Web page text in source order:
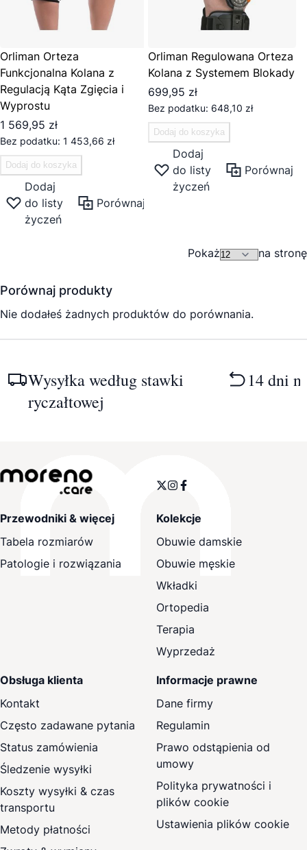
Orliman Orteza
Funkcjonalna Kolana z
Regulacją Kąta Zgięcia i
Wyprostu
1 569,95 zł
1 453,66 zł
Dodaj do koszyka
Dodaj
do listy
życzeń
Porównaj
Orliman Regulowana Orteza
Kolana z Systemem Blokady
699,95 zł
648,10 zł
Dodaj do koszyka
Dodaj
do listy
życzeń
Porównaj
Pokaż na stronę
Porównaj produkty
Nie dodałeś żadnych produktów do porównania.
Wysyłka według stawki
ryczałtowej
14 dni
Przewodniki & więcej
Tabela rozmiarów
Patologie i rozwiązania
Kolekcje
Obuwie damskie
Obuwie męskie
Wkładki
Ortopedia
Terapia
Wyprzedaż
Obsługa klienta
Kontakt
Często zadawane pytania
Status zamówienia
Śledzenie wysyłki
Koszty wysyłki & czas
transportu
Metody płatności
Informacje prawne
Dane firmy
Regulamin
Prawo odstąpienia od
umowy
Polityka prywatności i
plików cookie
Ustawienia plików cookie